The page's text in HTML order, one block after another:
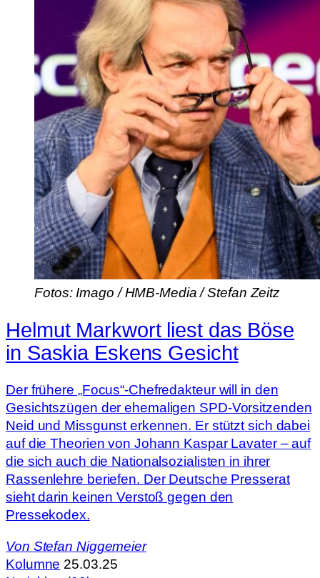
Fotos: Imago / HMB-Media / Stefan Zeitz
Helmut Markwort liest das Böse
in Saskia Eskens Gesicht
Der frühere „Focus“-Chefredakteur will in den
Gesichtszügen der ehemaligen SPD-Vorsitzenden
Neid und Missgunst erkennen. Er stützt sich dabei
auf die Theorien von Johann Kaspar Lavater – auf
die sich auch die Nationalsozialisten in ihrer
Rassenlehre beriefen. Der Deutsche Presserat
sieht darin keinen Verstoß gegen den
Pressekodex.
Von Stefan Niggemeier
Kolumne 25.03.25